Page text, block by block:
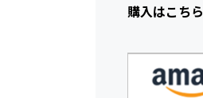
購入はこちら